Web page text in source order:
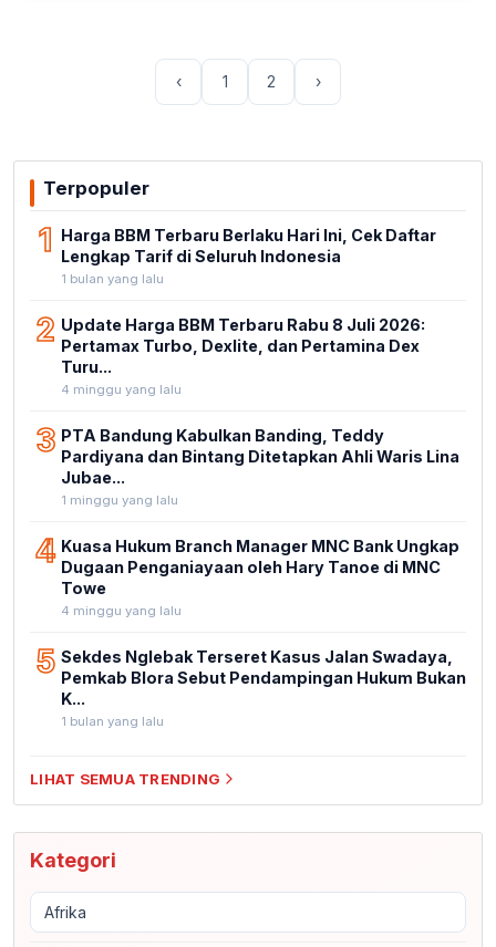
‹ 1 2 ›
Terpopuler
1 Harga BBM Terbaru Berlaku Hari Ini, Cek Daftar
Lengkap Tarif di Seluruh Indonesia
1 bulan yang lalu
2 Update Harga BBM Terbaru Rabu 8 Juli 2026:
Pertamax Turbo, Dexlite, dan Pertamina Dex
Turu...
4 minggu yang lalu
3 PTA Bandung Kabulkan Banding, Teddy
Pardiyana dan Bintang Ditetapkan Ahli Waris Lina
Jubae...
1 minggu yang lalu
4 Kuasa Hukum Branch Manager MNC Bank Ungkap
Dugaan Penganiayaan oleh Hary Tanoe di MNC
Towe
4 minggu yang lalu
5 Sekdes Nglebak Terseret Kasus Jalan Swadaya,
Pemkab Blora Sebut Pendampingan Hukum Bukan
K...
1 bulan yang lalu
LIHAT SEMUA TRENDING
Kategori
Afrika